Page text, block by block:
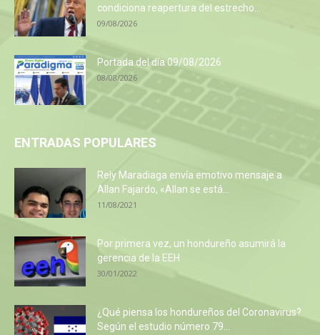
condiciona reapertura del estrecho...
09/08/2026
Portada del día 09/08/2026
08/08/2026
ENTRADAS POPULARES
Rely Maradiaga envía emotivo mensaje a
Allan Fajardo, «Allan se está...
11/08/2021
Por primera vez, un hondureño asumirá la
gerencia de la EEH
30/01/2022
¿Qué piensa los hondureños del Coronavirus?
Según el estudio número 79...